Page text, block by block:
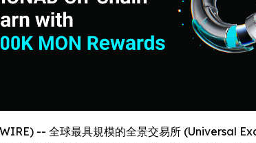
-- 全球最具規模的全景交易所 (Universal